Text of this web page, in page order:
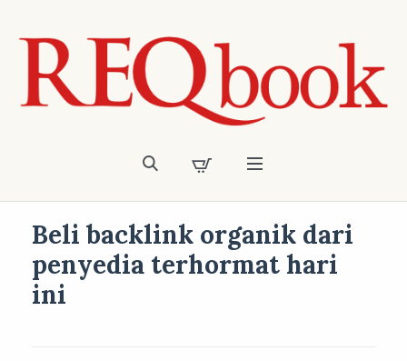
Beli backlink organik dari
penyedia terhormat hari
ini